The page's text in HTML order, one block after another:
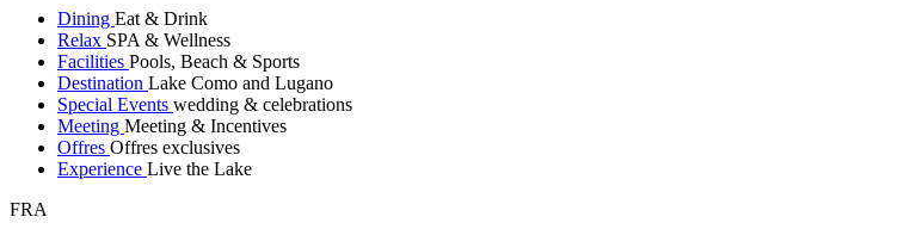
Dining Eat & Drink
Relax SPA & Wellness
Facilities Pools, Beach & Sports
Destination Lake Como and Lugano
Special Events wedding & celebrations
Meeting Meeting & Incentives
Offres Offres exclusives
Experience Live the Lake
FRA